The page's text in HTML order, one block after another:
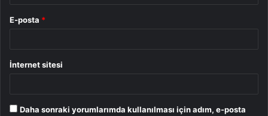
E-posta *
İnternet sitesi
Daha sonraki yorumlarımda kullanılması için adım, e-posta